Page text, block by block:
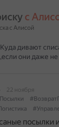
с
с Алисой
Куда дивают
они даже не
22 ноября
посылки